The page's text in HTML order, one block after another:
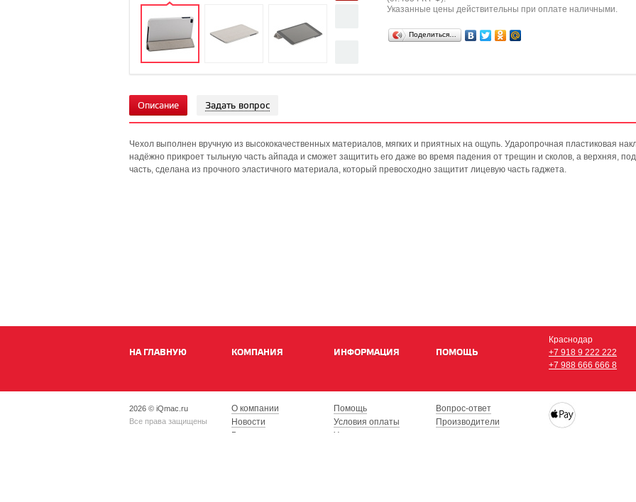
Указанные цены действительны при оплате наличными.
Поделиться…
Описание Задать вопрос
Чехол выполнен вручную из высококачественных материалов, мягких и приятных на ощупь. Ударопрочная пластиковая
надёжно прикроет тыльную часть айпада и сможет защитить его даже во время падения от трещин и сколов, а верхняя,
часть, сделана из прочного эластичного материала, который превосходно защитит лицевую часть гаджета.
НА ГЛАВНУЮ КОМПАНИЯ ИНФОРМАЦИЯ ПОМОЩЬ
Краснодар
+7 918 9 222 222
+7 988 666 666 8
2026 © iQmac.ru
Все права защищены
О компании
Новости
Вакансии
Помощь
Условия оплаты
Условия доставки
Вопрос-ответ
Производители